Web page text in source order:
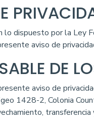
lo dispuesto por la Ley
aviso de
DE
aviso de
1428-2, Colonia